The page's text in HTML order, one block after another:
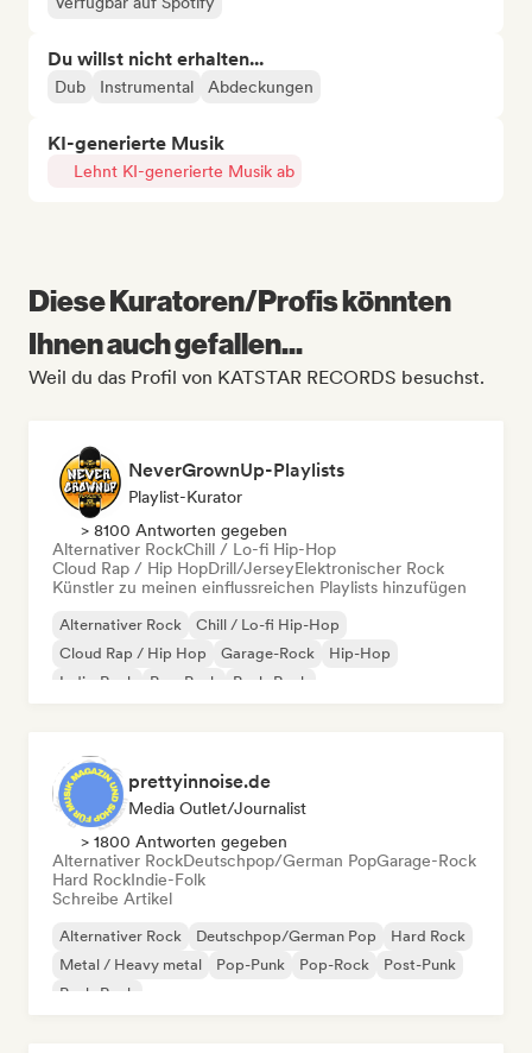
Du willst nicht erhalten...
Dub Instrumental Abdeckungen
KI-generierte Musik
Lehnt KI-generierte Musik ab
Diese Kuratoren/Profis könnten
Ihnen auch gefallen...
Weil du das Profil von KATSTAR RECORDS besuchst.
NeverGrownUp-Playlists
Playlist-Kurator
> 8100 Antworten gegeben
Alternativer RockChill / Lo-fi Hip-Hop
Cloud Rap / Hip HopDrill/JerseyElektronischer Rock
Künstler zu meinen einflussreichen Playlists hinzufügen
Alternativer Rock
Chill / Lo-fi Hip-Hop
Cloud Rap / Hip Hop
Garage-Rock
Hip-Hop
Indie-Rock
Pop-Punk Punk-Rock
prettyinnoise.de
Media Outlet/Journalist
> 1800 Antworten gegeben
Alternativer RockDeutschpop/German PopGarage-Rock
Hard RockIndie-Folk
Schreibe Artikel
Alternativer Rock Deutschpop/German Pop
Hard Rock
Metal / Heavy metal
Pop-Punk Pop-Rock
Post-Punk
Punk-Rock